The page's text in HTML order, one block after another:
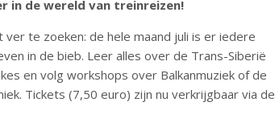
in de wereld van treinreizen!
te zoeken: de hele maand juli is er iedere
in de bieb. Leer alles over de Trans-Siberië
en volg workshops over Balkanmuziek of de
Tickets (7,50 euro) zijn nu verkrijgbaar via de